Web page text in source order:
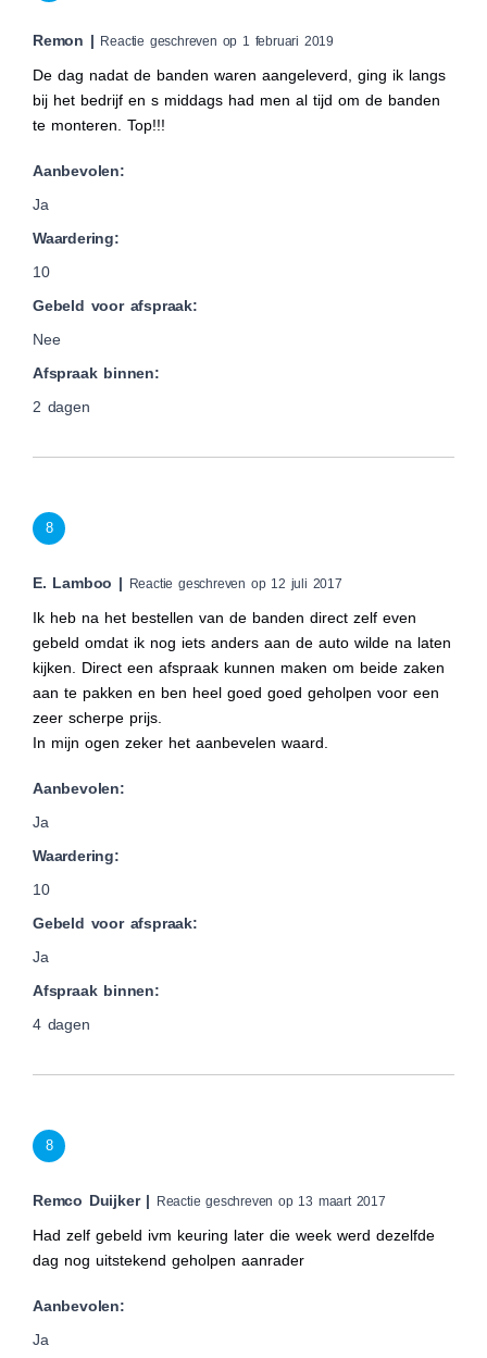
Remon | Reactie geschreven op 1 februari 2019
De dag nadat de banden waren aangeleverd, ging ik langs
bij het bedrijf en s middags had men al tijd om de banden
te monteren. Top!!!
Aanbevolen:
Ja
Waardering:
10
Gebeld voor afspraak:
Nee
Afspraak binnen:
2 dagen
8
E. Lamboo | Reactie geschreven op 12 juli 2017
Ik heb na het bestellen van de banden direct zelf even
gebeld omdat ik nog iets anders aan de auto wilde na laten
kijken. Direct een afspraak kunnen maken om beide zaken
aan te pakken en ben heel goed goed geholpen voor een
zeer scherpe prijs.
In mijn ogen zeker het aanbevelen waard.
Aanbevolen:
Ja
Waardering:
10
Gebeld voor afspraak:
Ja
Afspraak binnen:
4 dagen
8
Remco Duijker | Reactie geschreven op 13 maart 2017
Had zelf gebeld ivm keuring later die week werd dezelfde
dag nog uitstekend geholpen aanrader
Aanbevolen:
Ja